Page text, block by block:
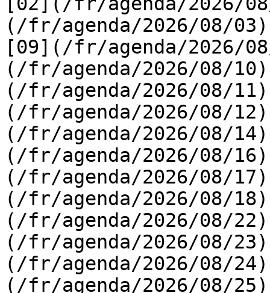
(/fr/agenda/2026/08/
[09](/fr/agenda/2026/
(/fr/agenda/2026/08/
(/fr/agenda/2026/08/
(/fr/agenda/2026/08/
(/fr/agenda/2026/08/
(/fr/agenda/2026/08/
(/fr/agenda/2026/08/
(/fr/agenda/2026/08/
(/fr/agenda/2026/08/
(/fr/agenda/2026/08/
(/fr/agenda/2026/08/
(/fr/agenda/2026/08/